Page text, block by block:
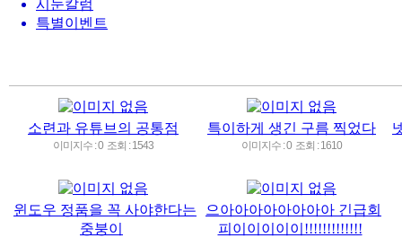
시눈칼럼
특별이벤트
소련과 유튜브의 공통점
이미지수 : 0 조회 : 1543
특이하게 생긴 구름 찍었다
이미지수 : 0 조회 : 1610
윈도우 정품을 꼭 사야한다는
중붕이
으아아아아아아아아 긴급회
피이이이이이!!!!!!!!!!!!!